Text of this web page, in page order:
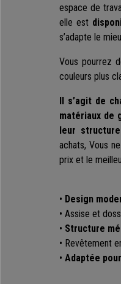
espace de
elle est
s’adapte le
Vous pourrez
couleurs plus
Il s’agit de
matériaux de
leur
achats, Vous
prix et le
• Design
• Assise et
• Structure
• Revêtement
• Adaptée